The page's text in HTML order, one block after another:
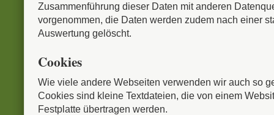
Zusammenführung dieser Daten mit anderen
vorgenommen, die Daten werden zudem nach einer
Auswertung gelöscht.
Cookies
Wie viele andere Webseiten verwenden wir auch so
Cookies sind kleine Textdateien, die von einem
Festplatte übertragen werden.